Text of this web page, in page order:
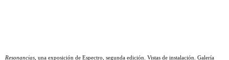
Resonancias , una exposición de Espectro, segunda edición. Vistas de instalación. Galería